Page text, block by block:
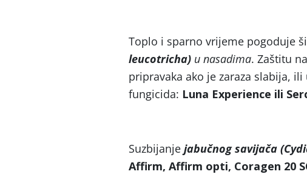
Toplo i sparno vrijeme pogoduje
leucotricha) u nasadima. Zaštitu
pripravaka ako je zaraza slabija,
fungicida: Luna Experience ili
Suzbijanje jabučnog savijača
Affirm, Affirm opti, Coragen 20